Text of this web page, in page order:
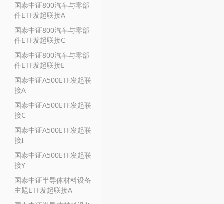
国泰中证800汽车与零部
件ETF发起联接A
国泰中证800汽车与零部
件ETF发起联接C
国泰中证800汽车与零部
件ETF发起联接E
国泰中证A500ETF发起联
接A
国泰中证A500ETF发起联
接C
国泰中证A500ETF发起联
接I
国泰中证A500ETF发起联
接Y
国泰中证半导体材料设备
主题ETF发起联接A